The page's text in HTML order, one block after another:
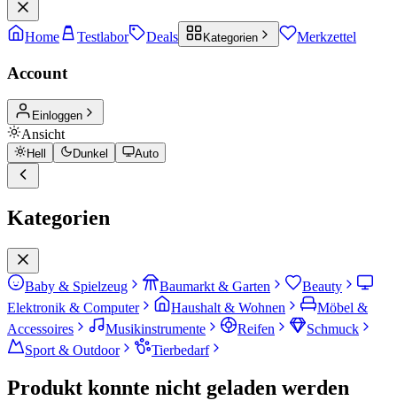
Home Testlabor Deals Kategorien Merkzettel
Account
Einloggen
Ansicht
Hell Dunkel Auto
Kategorien
Baby & Spielzeug Baumarkt & Garten
Beauty
Elektronik & Computer
Haushalt & Wohnen
Möbel &
Accessoires
Musikinstrumente Reifen
Schmuck
Sport & Outdoor
Tierbedarf
Produkt konnte nicht geladen werden